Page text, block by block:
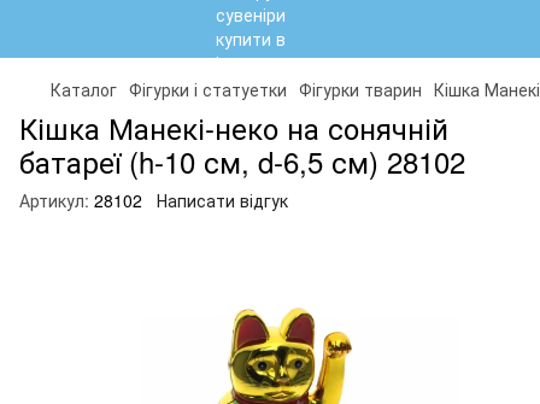
Каталог Фігурки і статуетки Фігурки тварин Кішка
Кішка Манекі-неко на сонячній
батареї (h-10 см, d-6,5 см) 28102
Артикул: 28102 Написати відгук